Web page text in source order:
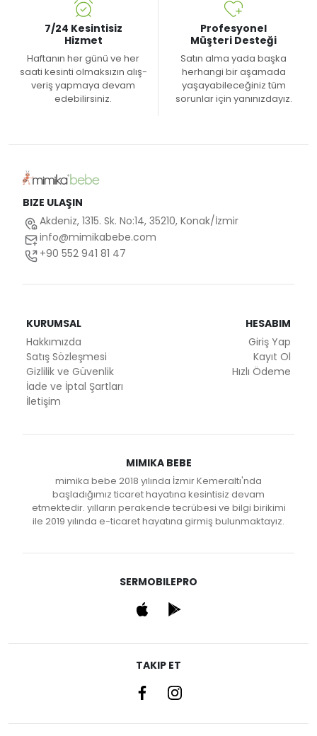
7/24 Kesintisiz
Hizmet
Haftanın her günü ve her
saati kesinti olmaksızın alış-
veriş yapmaya devam
edebilirsiniz.
Profesyonel
Müşteri Desteği
Satın alma yada başka
herhangi bir aşamada
yaşayabileceğiniz tüm
sorunlar için yanınızdayız.
BIZE ULAŞIN
Akdeniz, 1315. Sk. No:14, 35210, Konak/İzmir
info@mimikabebe.com
+90 552 941 81 47
KURUMSAL
Hakkımızda
Satış Sözleşmesi
Gizlilik ve Güvenlik
İade ve İptal Şartları
İletişim
HESABIM
Giriş Yap
Kayıt Ol
Hızlı Ödeme
MIMIKA BEBE
mimika bebe 2018 yılında İzmir Kemeraltı'nda
başladığımız ticaret hayatına kesintisiz devam
etmektedir. yılların perakende tecrübesi ve bilgi birikimi
ile 2019 yılında e-ticaret hayatına girmiş bulunmaktayız.
SERMOBILEPRO
TAKIP ET